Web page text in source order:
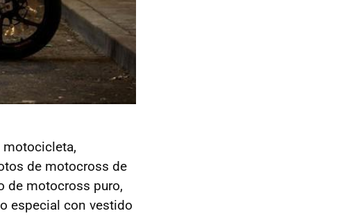
motocicleta,
de motocross de
de motocross puro,
especial con vestido